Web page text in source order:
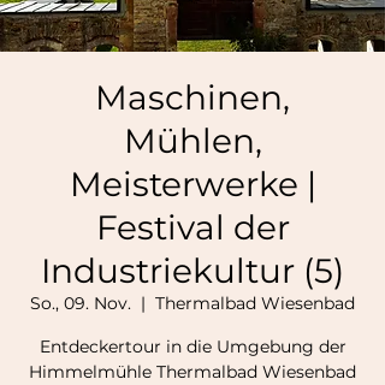
Maschinen,
Mühlen,
Meisterwerke |
Festival der
Industriekultur (5)
So., 09. Nov.
  |
Thermalbad Wiesenbad
Entdeckertour in die Umgebung der
Himmelmühle Thermalbad Wiesenbad